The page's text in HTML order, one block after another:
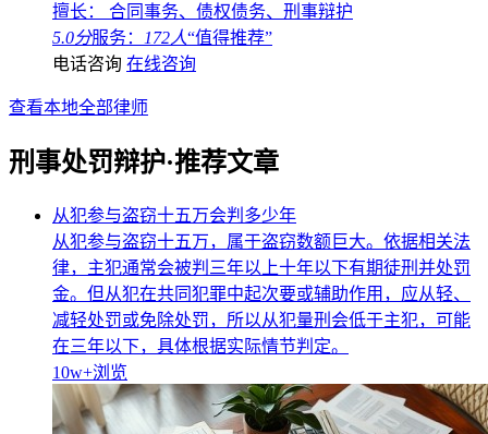
擅长： 合同事务、债权债务、刑事辩护
5.0分服务： 172人“值得推荐”
电话咨询 在线咨询
查看本地全部律师
刑事处罚辩护·推荐文章
从犯参与盗窃十五万会判多少年
从犯参与盗窃十五万，属于盗窃数额巨大。依据相关法
律，主犯通常会被判三年以上十年以下有期徒刑并处罚
金。但从犯在共同犯罪中起次要或辅助作用，应从轻、
减轻处罚或免除处罚，所以从犯量刑会低于主犯，可能
在三年以下，具体根据实际情节判定。
10w+浏览